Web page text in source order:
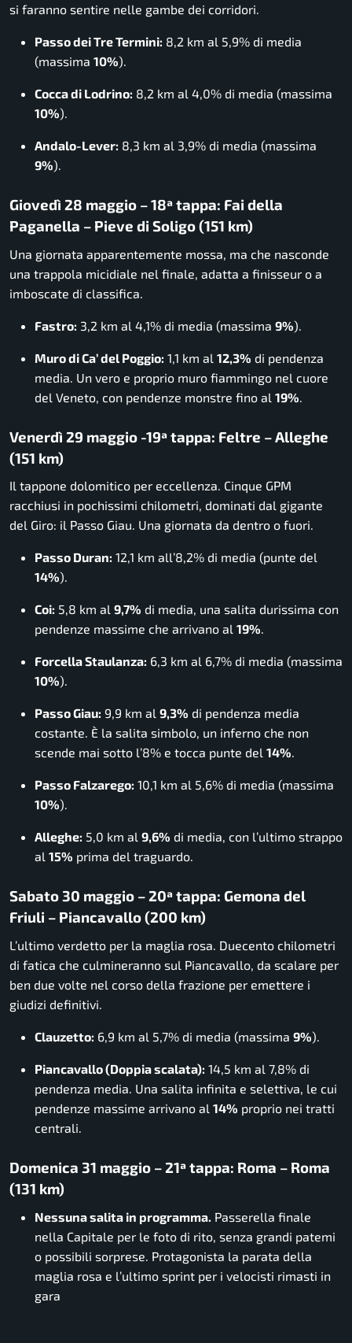
si faranno sentire nelle gambe dei corridori.
Passo dei Tre Termini: 8,2 km al 5,9% di media
(massima 10%).
Cocca di Lodrino: 8,2 km al 4,0% di media (massima
10%).
Andalo-Lever: 8,3 km al 3,9% di media (massima
9%).
Giovedì 28 maggio – 18ª tappa: Fai della
Paganella – Pieve di Soligo (151 km)
Una giornata apparentemente mossa, ma che nasconde
una trappola micidiale nel finale, adatta a finisseur o a
imboscate di classifica.
Fastro: 3,2 km al 4,1% di media (massima 9%).
Muro di Ca’ del Poggio: 1,1 km al 12,3% di pendenza
media. Un vero e proprio muro fiammingo nel cuore
del Veneto, con pendenze monstre fino al 19%
Venerdì 29 maggio -19ª tappa: Feltre – Alleghe
(151 km)
Il tappone dolomitico per eccellenza. Cinque GPM
racchiusi in pochissimi chilometri, dominati dal gigante
del Giro: il Passo Giau. Una giornata da dentro o fuori.
Passo Duran: 12,1 km all’8,2% di media (punte del
14%).
Coi: 5,8 km al 9,7% di media, una salita durissima con
pendenze massime che arrivano al 19%.
Forcella Staulanza: 6,3 km al 6,7% di media (massima
10%).
Passo Giau: 9,9 km al 9,3% di pendenza media
costante. È la salita simbolo, un inferno che non
scende mai sotto l’8% e tocca punte del 14%.
Passo Falzarego: 10,1 km al 5,6% di media (massima
10%).
Alleghe: 5,0 km al 9,6% di media, con l’ultimo strappo
al 15% prima del traguardo.
Sabato 30 maggio – 20ª tappa: Gemona del
Friuli – Piancavallo (200 km)
L’ultimo verdetto per la maglia rosa. Duecento chilometri
di fatica che culmineranno sul Piancavallo, da scalare per
ben due volte nel corso della frazione per emettere i
giudizi definitivi.
Clauzetto: 6,9 km al 5,7% di media (massima 9%).
Piancavallo (Doppia scalata): 14,5 km al 7,8% di
pendenza media. Una salita infinita e selettiva, le cui
pendenze massime arrivano al 14% proprio nei tratti
centrali.
Domenica 31 maggio – 21ª tappa: Roma – Roma
(131 km)
Nessuna salita in programma. Passerella finale
nella Capitale per le foto di rito, senza grandi patemi
o possibili sorprese. Protagonista la parata della
maglia rosa e l’ultimo sprint per i velocisti rimasti in
gara